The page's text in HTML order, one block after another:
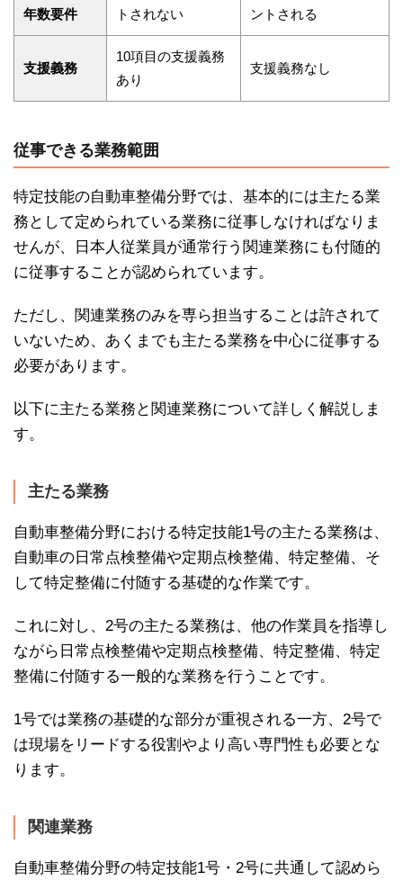
年数要件
トされない
ントされる
支援義務
10項目の支援義務
あり
支援義務なし
従事できる業務範囲
特定技能の自動車整備分野では、基本的には主たる業
務として定められている業務に従事しなければなりま
せんが、日本人従業員が通常行う関連業務にも付随的
に従事することが認められています。
ただし、関連業務のみを専ら担当することは許されて
いないため、あくまでも主たる業務を中心に従事する
必要があります。
以下に主たる業務と関連業務について詳しく解説しま
す。
主たる業務
自動車整備分野における特定技能1号の主たる業務は、
自動車の日常点検整備や定期点検整備、特定整備、そ
して特定整備に付随する基礎的な作業です。
これに対し、2号の主たる業務は、他の作業員を指導し
ながら日常点検整備や定期点検整備、特定整備、特定
整備に付随する一般的な業務を行うことです。
1号では業務の基礎的な部分が重視される一方、2号で
は現場をリードする役割やより高い専門性も必要とな
ります。
関連業務
自動車整備分野の特定技能1号・2号に共通して認めら